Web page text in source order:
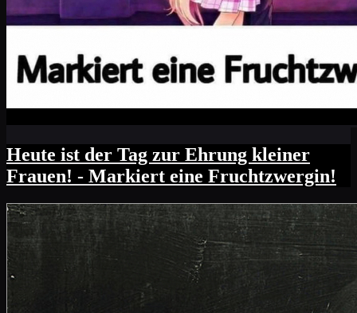
Heute ist der Tag zur Ehrung kleiner
Frauen! - Markiert eine Fruchtzwergin!